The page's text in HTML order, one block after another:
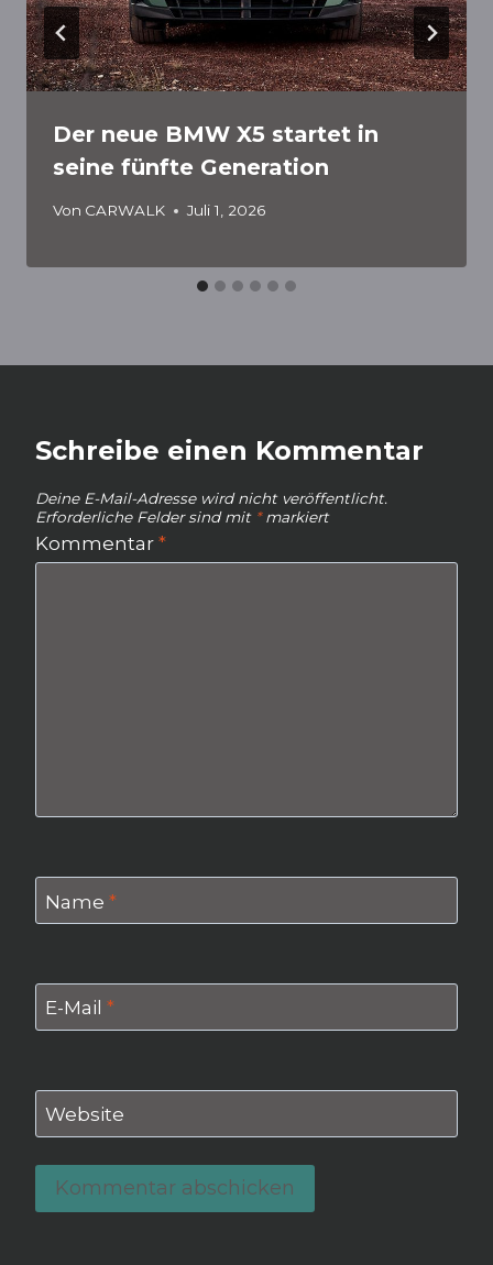
Der neue BMW X5 startet in
seine fünfte Generation
Von CARWALK Juli 1, 2026
Schreibe einen Kommentar
Deine E-Mail-Adresse wird nicht veröffentlicht.
Erforderliche Felder sind mit *markiert
Kommentar *
Name *
E-Mail *
Website